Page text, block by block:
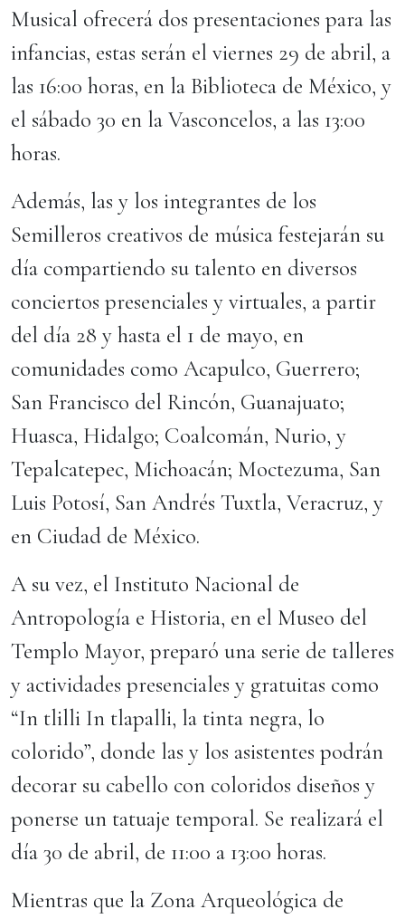
Musical ofrecerá dos presentaciones para las
infancias, estas serán el viernes 29 de abril, a
las 16:00 horas, en la Biblioteca de México, y
el sábado 30 en la Vasconcelos, a las 13:00
horas.
Además, las y los integrantes de los
Semilleros creativos de música festejarán su
día compartiendo su talento en diversos
conciertos presenciales y virtuales, a partir
del día 28 y hasta el 1 de mayo, en
comunidades como Acapulco, Guerrero;
San Francisco del Rincón, Guanajuato;
Huasca, Hidalgo; Coalcomán, Nurio, y
Tepalcatepec, Michoacán; Moctezuma, San
Luis Potosí, San Andrés Tuxtla, Veracruz, y
en Ciudad de México.
A su vez, el Instituto Nacional de
Antropología e Historia, en el Museo del
Templo Mayor, preparó una serie de talleres
y actividades presenciales y gratuitas como
“In tlilli In tlapalli, la tinta negra, lo
colorido”, donde las y los asistentes podrán
decorar su cabello con coloridos diseños y
ponerse un tatuaje temporal. Se realizará el
día 30 de abril, de 11:00 a 13:00 horas.
Mientras que la Zona Arqueológica de